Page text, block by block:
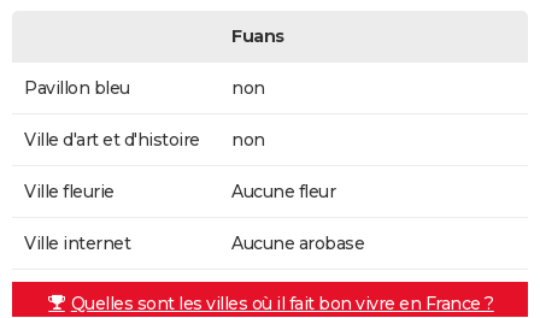
Fuans
Pavillon bleu non
Ville d'art et d'histoire non
Ville fleurie Aucune fleur
Ville internet Aucune arobase
Quelles sont les villes où il fait bon vivre en France ?